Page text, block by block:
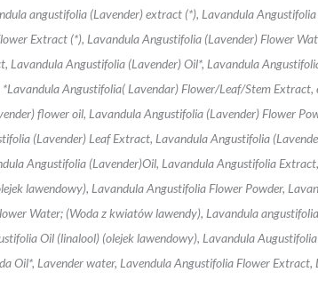
angustifolia (Lavender) extract (*), Lavandula
Extract (*), Lavandula Angustifolia (Lavender) Flower
Lavandula Angustifolia (Lavender) Oil*, Lavandula
Angustifolia( Lavendar) Flower/Leaf/Stem
flower oil, Lavandula Angustifolia (Lavender) Flower
(Lavender) Leaf Extract, Lavandula Angustifolia
Angustifolia (Lavender)Oil, Lavandula Angustifolia
lawendowy), Lavandula Angustifolia Flower Powder,
Water; (Woda z kwiatów lawendy), Lavandula
Oil (linalool) (olejek lawendowy), Lavandula
Oil*, Lavender water, Lavendula Angustifolia Flower